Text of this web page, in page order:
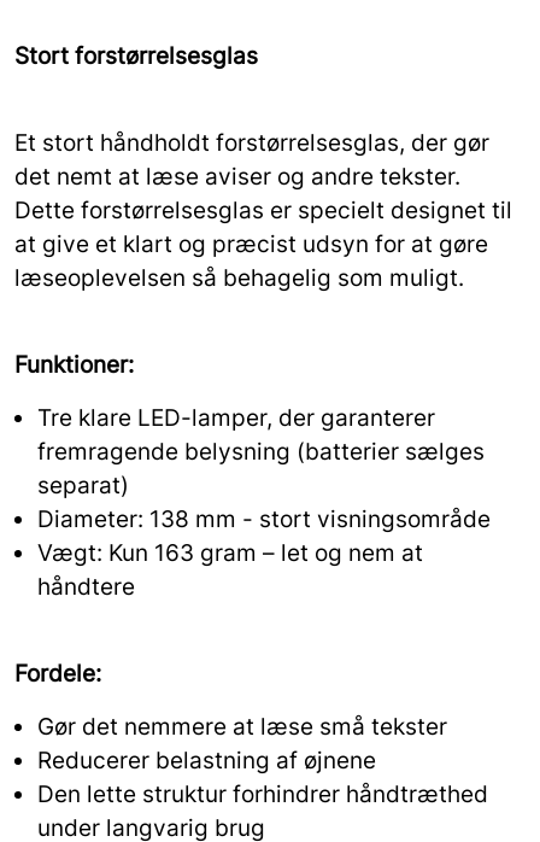
Stort forstørrelsesglas
Et stort håndholdt forstørrelsesglas, der gør
det nemt at læse aviser og andre tekster.
Dette forstørrelsesglas er specielt designet til
at give et klart og præcist udsyn for at gøre
læseoplevelsen så behagelig som muligt.
Funktioner:
Tre klare LED-lamper, der garanterer
fremragende belysning (batterier sælges
separat)
Diameter: 138 mm - stort visningsområde
Vægt: Kun 163 gram – let og nem at
håndtere
Fordele:
Gør det nemmere at læse små tekster
Reducerer belastning af øjnene
Den lette struktur forhindrer håndtræthed
under langvarig brug